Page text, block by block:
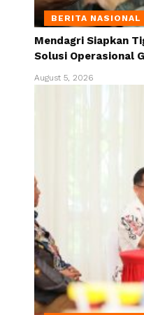
BERITA NASIONAL
Mendagri Siapkan
Solusi Operasional
August 5, 2026